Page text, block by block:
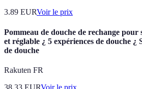
3.89 EURVoir le prix
Pommeau de douche de rechange pour
et réglable ¿ 5 expériences de douche ¿
de douche
Rakuten FR
38.33 EURVoir le prix